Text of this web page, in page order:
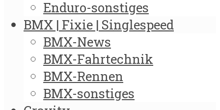
Enduro-sonstiges
BMX | Fixie | Singlespeed
BMX-News
BMX-Fahrtechnik
BMX-Rennen
BMX-sonstiges